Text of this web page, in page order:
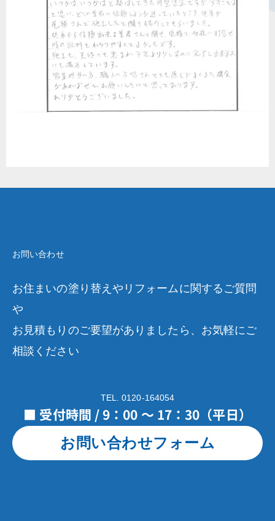
お問い合わせ
お住まいの塗り替えやリフォームに関するご質問
や
お見積もりのご要望がありましたら、お気軽にご
相談ください
TEL. 0120-164054
■ 受付時間 / 9：00 ～ 17：30（平日）
お問い合わせフォーム